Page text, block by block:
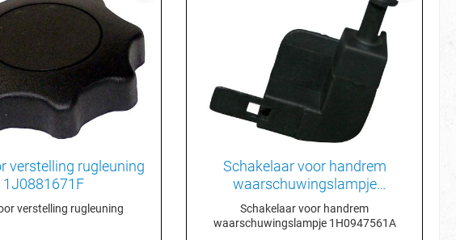
verstelling rugleuning
1J0881671F
verstelling rugleuning
Schakelaar voor handrem
waarschuwingslampje
1H0947561A
Schakelaar voor handrem
waarschuwingslampje 1H0947561A